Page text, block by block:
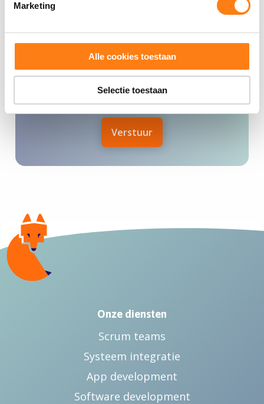
Marketing
Alle cookies toestaan
Selectie toestaan
Onze diensten
Scrum teams
Systeem integratie
App development
Software development